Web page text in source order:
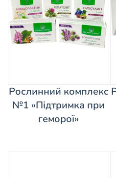
Рослинний комплекс
№1 «Підтримка при
геморої»